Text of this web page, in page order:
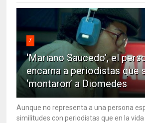
7
‘Mariano Saucedo’, el
encarna a periodistas que
‘montaron’ a Diomedes
Aunque no representa a una persona
similitudes con periodistas que en la vida